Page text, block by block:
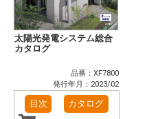
太陽光発電システム総合
カタログ
品番：XF7800
発行年月：2023/02
目次 カタログ